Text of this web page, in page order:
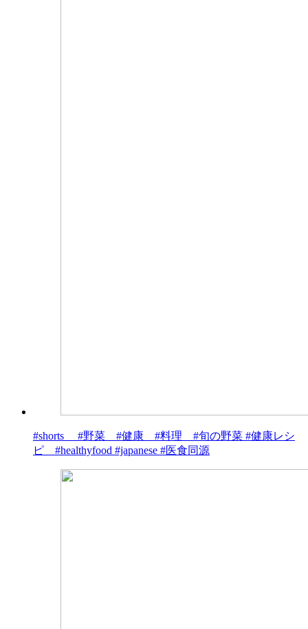
#shorts #野菜 #健康 #料理 #旬の野菜 #健康レシ
ピ #healthyfood #japanese #医食同源